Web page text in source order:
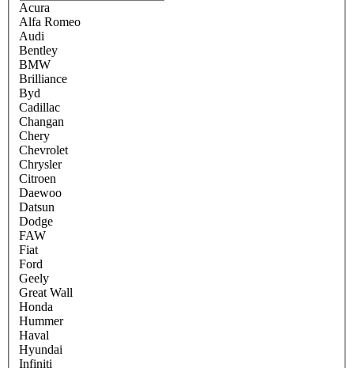
Acura
Alfa Romeo
Audi
Bentley
BMW
Brilliance
Byd
Cadillac
Changan
Chery
Chevrolet
Chrysler
Citroen
Daewoo
Datsun
Dodge
FAW
Fiat
Ford
Geely
Great Wall
Honda
Hummer
Haval
Hyundai
Infiniti